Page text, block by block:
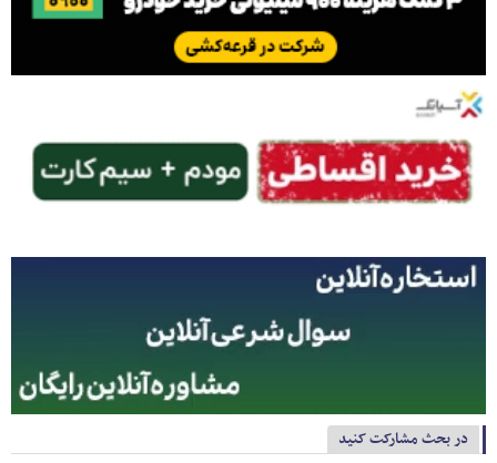
در بحث مشارکت کنید